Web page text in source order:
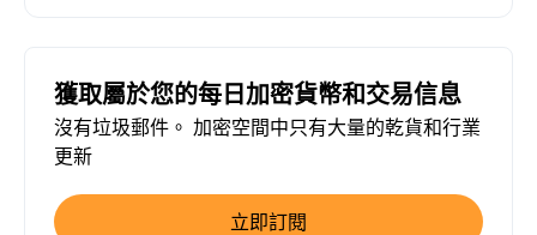
獲取屬於您的每日加密貨幣和交易信息
沒有垃圾郵件。 加密空間中只有大量的乾貨和行業
更新
立即訂閱